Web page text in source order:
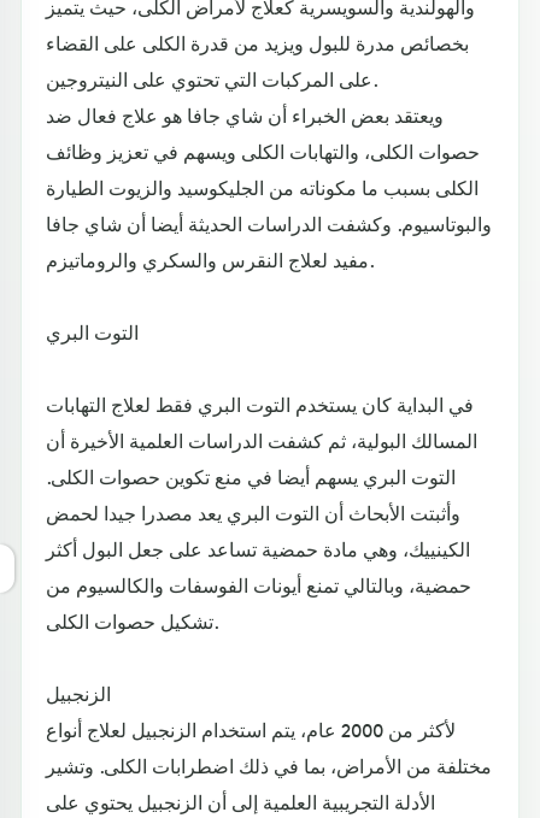
والهولندية والسويسرية كعلاج لأمراض الكلى، حيث يتميز
بخصائص مدرة للبول ويزيد من قدرة الكلى على القضاء
على المركبات التي تحتوي على النيتروجين.
ويعتقد بعض الخبراء أن شاي جافا هو علاج فعال ضد
حصوات الكلى، والتهابات الكلى ويسهم في تعزيز وظائف
الكلى بسبب ما مكوناته من الجليكوسيد والزيوت الطيارة
والبوتاسيوم. وكشفت الدراسات الحديثة أيضا أن شاي جافا
مفيد لعلاج النقرس والسكري والروماتيزم.
التوت البري
في البداية كان يستخدم التوت البري فقط لعلاج التهابات
المسالك البولية، ثم كشفت الدراسات العلمية الأخيرة أن
التوت البري يسهم أيضا في منع تكوين حصوات الكلى.
وأثبتت الأبحاث أن التوت البري يعد مصدرا جيدا لحمض
الكينييك، وهي مادة حمضية تساعد على جعل البول أكثر
حمضية، وبالتالي تمنع أيونات الفوسفات والكالسيوم من
تشكيل حصوات الكلى.
الزنجبيل
لأكثر من 2000 عام، يتم استخدام الزنجبيل لعلاج أنواع
مختلفة من الأمراض، بما في ذلك اضطرابات الكلى. وتشير
الأدلة التجريبية العلمية إلى أن الزنجبيل يحتوي على